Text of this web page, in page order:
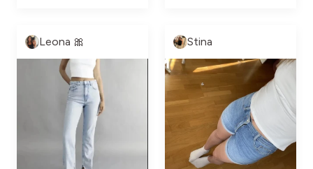
Leona 🎀 Stina